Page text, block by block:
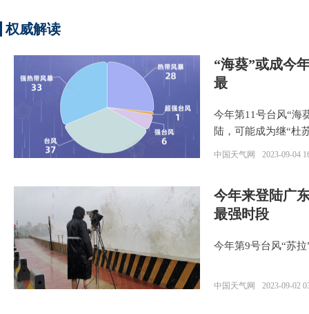
权威解读
“海葵”或成今
最
今年第11号台风“海
陆，可能成为继“杜
中国天气网 2023-09-04
今年来登陆广
最强时段
今年第9号台风“苏
中国天气网 2023-09-02